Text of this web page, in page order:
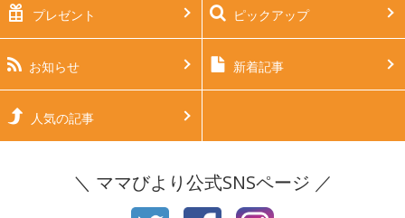
生後2ヶ月 生後3ヶ月
生後4ヶ月 生後5ヶ月
生後6ヶ月
生後11ヶ月
プレゼント ピックアップ
お知らせ 新着記事
人気の記事
＼ ママびより公式SNSページ ／